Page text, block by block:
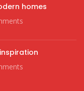
homes